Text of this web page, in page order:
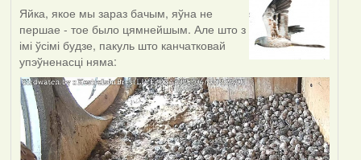
Яйка, якое мы зараз бачым, яўна не
першае - тое было цямнейшым. Але што з
імі ўсімі будзе, пакуль што канчатковай
упэўненасці няма: